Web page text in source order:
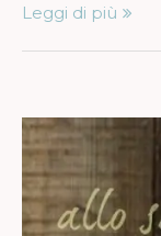
Leggi di più